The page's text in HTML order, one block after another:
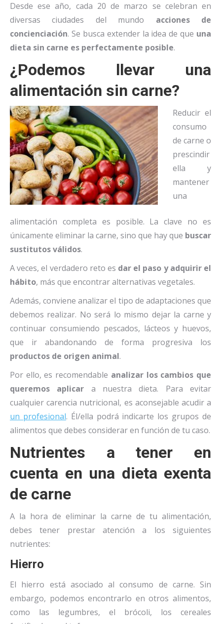
Desde ese año, cada 20 de marzo se celebran en
diversas ciudades del mundo acciones de
concienciación. Se busca extender la idea de que una
dieta sin carne es perfectamente posible.
¿Podemos llevar una
alimentación sin carne?
Reducir el
consumo
de carne o
prescindir
ella y
mantener
una
alimentación completa es posible. La clave no es
únicamente eliminar la carne, sino que hay que buscar
sustitutos válidos.
A veces, el verdadero reto es dar el paso y adquirir el
hábito, más que encontrar alternativas vegetales.
Además, conviene analizar el tipo de adaptaciones que
debemos realizar. No será lo mismo dejar la carne y
continuar consumiendo pescados, lácteos y huevos,
que ir abandonando de forma progresiva los
productos de origen animal.
Por ello, es recomendable analizar los cambios que
queremos aplicar a nuestra dieta. Para evitar
cualquier carencia nutricional, es aconsejable acudir a
un profesional. Él/ella podrá indicarte los grupos de
alimentos que debes considerar en función de tu caso.
Nutrientes a tener en
cuenta en una dieta exenta
de carne
A la hora de eliminar la carne de tu alimentación,
debes tener prestar atención a los siguientes
nutrientes:
Hierro
El hierro está asociado al consumo de carne. Sin
embargo, podemos encontrarlo en otros alimentos,
como las legumbres, el brócoli, los cereales